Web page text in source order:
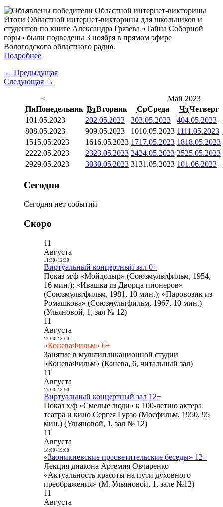
Итоги Областной интернет-викторины для школьников и
студентов по книге Александра Грязева «Тайна Соборной
горы» были подведены 3 ноября в прямом эфире
Вологодского областного радио.
Подробнее
← Предыдущая
Следующая →
<
Май 2023
ПнПонедельник ВтВторник СрСреда ЧтЧетверг
101.05.2023 202.05.2023 303.05.2023 404.05.2023
808.05.2023 909.05.2023 1010.05.2023 1111.05.2023
1515.05.2023 1616.05.2023 1717.05.2023 1818.05.2023
2222.05.2023 2323.05.2023 2424.05.2023 2525.05.2023
2929.05.2023 3030.05.2023 3131.05.2023 101.06.2023
Сегодня
Сегодня нет событий
Скоро
11
Августа
11:30- 12:30
Виртуальный концертный зал 0+
Показ м/ф «Мойдодыр» (Союзмультфильм, 1954,
16 мин.); «Ивашка из Дворца пионеров»
(Союзмультфильм, 1981, 10 мин.); «Паровозик из
Ромашкова» (Союзмультфильм, 1967, 10 мин.)
(Ульяновой, 1, зал № 12)
11
Августа
12:00- 13:00
«КоневаФильм» 6+
Занятие в мультипликационной студии
«КоневаФильм» (Конева, 6, читальный зал)
11
Августа
17:00- 18:00
Виртуальный концертный зал 12+
Показ х/ф «Смелые люди» к 100-летию актера
театра и кино Сергея Гурзо (Мосфильм, 1950, 95
мин.) (Ульяновой, 1, зал № 12)
11
Августа
18:00- 19:00
«Заоникиевские просветительские беседы» 12+
Лекция диакона Артемия Овчаренко
«Актуальность красоты на пути духовного
преображения» (М. Ульяновой, 1, зале №12)
11
Августа